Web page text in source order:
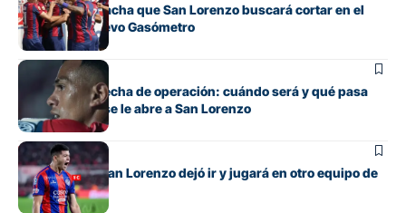
La incómoda racha que San Lorenzo buscará cortar en el
clásico del Nuevo Gasómetro
Fútbol
Barrios tiene fecha de operación: cuándo será y qué pasa
con cupo que se le abre a San Lorenzo
Fútbol
El lateral que San Lorenzo dejó ir y jugará en otro equipo de
Primera